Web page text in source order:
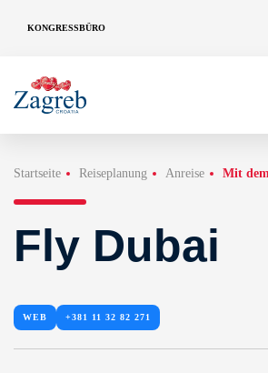
KONGRESSBÜRO
Startseite Reiseplanung Anreise Mit
Fly Dubai
WEB +381 11 32 82 271